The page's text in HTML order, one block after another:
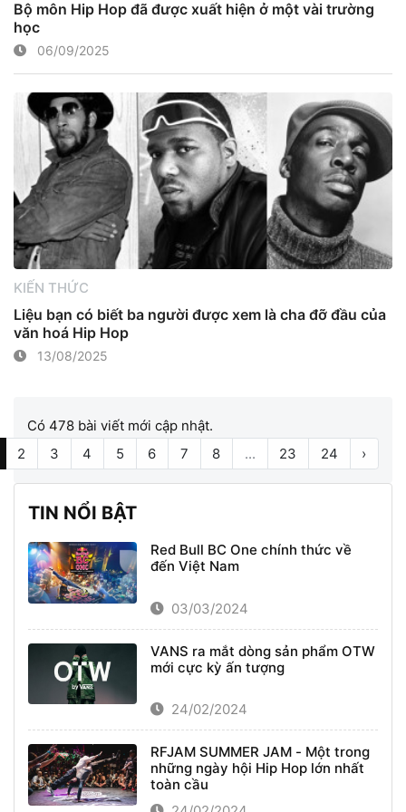
Bộ môn Hip Hop đã được xuất hiện ở một vài trường
học
06/09/2025
KIẾN THỨC
Liệu bạn có biết ba người được xem là cha đỡ đầu của
văn hoá Hip Hop
13/08/2025
Có 478 bài viết mới cập nhật.
2
3 4 5 6 7 8 ... 23 24 ›
TIN NỔI BẬT
Red Bull BC One chính thức về
đến Việt Nam
03/03/2024
VANS ra mắt dòng sản phẩm OTW
mới cực kỳ ấn tượng
24/02/2024
RFJAM SUMMER JAM - Một trong
những ngày hội Hip Hop lớn nhất
toàn cầu